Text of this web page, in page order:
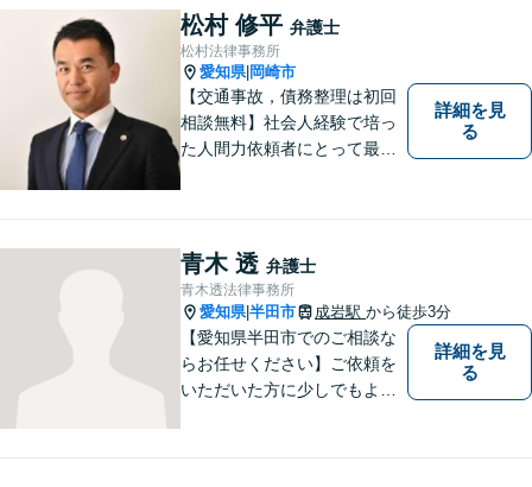
松村 修平 弁護士
松村法律事務所
愛知県| 岡崎市
【交通事故，債務整理は初回
相談無料】社会人経験で培っ
た人間力依頼者にとって最大
を追求する弁護士です。
詳細を見
る
青木 透 弁護士
青木透法律事務所
愛知県|半田市 成岩駅 から徒歩3分
【愛知県半田市でのご相談な
らお任せください】ご依頼を
いただいた方に少しでもよい
詳細を見
る